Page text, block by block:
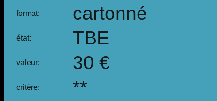
format: cartonné
état: TBE
valeur: 30 €
critère: **